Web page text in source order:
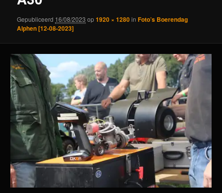
Gepubliceerd 16/08/2023 op1920 × 1280inFoto’s Boerendag
Alphen [12-08-2023]